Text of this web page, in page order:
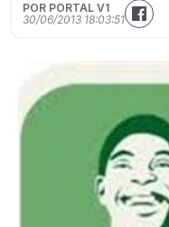
POR PORTAL V1
30/06/2013 18:03:51